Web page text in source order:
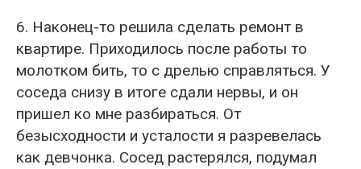
6. Наконец-то решила сделать ремонт в
квартире. Приходилось после работы то
молотком бить, то с дрелью справляться. У
соседа снизу в итоге сдали нервы, и он
пришел ко мне разбираться. От
безысходности и усталости я разревелась
как девчонка. Сосед растерялся, подумал